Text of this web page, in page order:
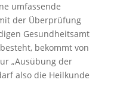
umfassende
der Überprüfung
Gesundheitsamt
bekommt von
„Ausübung der
also die Heilkunde